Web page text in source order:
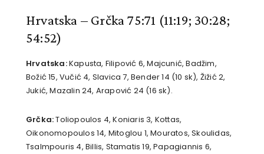
Hrvatska – Grčka 75:71 (11:19; 30:28;
54:52)
Hrvatska:Kapusta, Filipović 6, Majcunić, Badžim,
Božić 15, Vučić 4, Slavica 7, Bender 14 (10 sk), Žižić 2,
Jukić, Mazalin 24, Arapović 24 (16 sk).
Grčka:Toliopoulos 4, Koniaris 3, Kottas,
Oikonomopoulos 14, Mitoglou 1, Mouratos, Skoulidas,
Tsalmpouris 4, Billis, Stamatis 19, Papagiannis 6,